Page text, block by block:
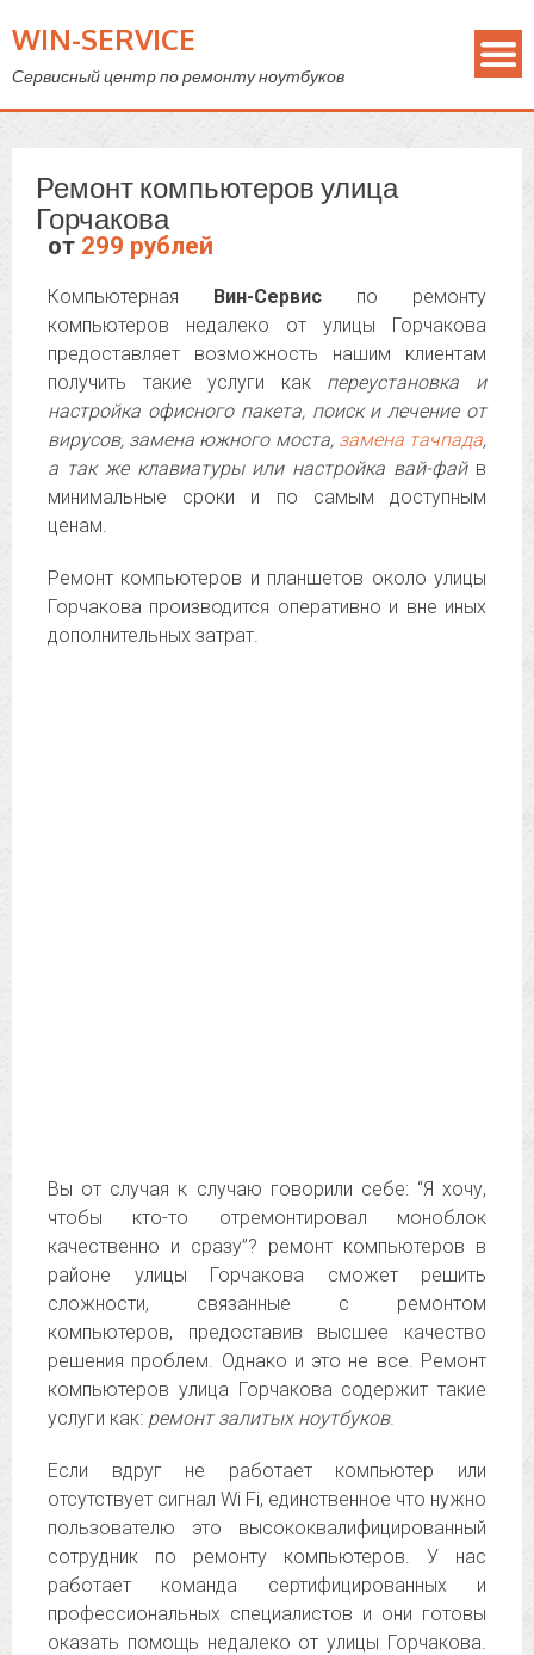
WIN-SERVICE
Сервисный центр по ремонту ноутбуков
Ремонт компьютеров улица
Горчакова
от 299 рублей
Компьютерная Вин-Сервис по ремонту
компьютеров недалеко от улицы Горчакова
предоставляет возможность нашим клиентам
получить такие услуги как переустановка и
настройка офисного пакета, поиск и лечение от
вирусов, замена южного моста, замена тачпада,
а так же клавиатуры или настройка вай-файв
минимальные сроки и по самым доступным
ценам.
Ремонт компьютеров и планшетов около улицы
Горчакова производится оперативно и вне иных
дополнительных затрат.
Вы от случая к случаю говорили себе: “Я хочу,
чтобы кто-то отремонтировал моноблок
качественно и сразу”? ремонт компьютеров в
районе улицы Горчакова сможет решить
сложности, связанные с ремонтом
компьютеров, предоставив высшее качество
решения проблем. Однако и это не все. Ремонт
компьютеров улица Горчакова содержит такие
услуги как: ремонт залитых ноутбуков.
Если вдруг не работает компьютер или
отсутствует сигнал Wi Fi, единственное что нужно
пользователю это высококвалифицированный
сотрудник по ремонту компьютеров. У нас
работает команда сертифицированных и
профессиональных специалистов и они готовы
оказать помощь недалеко от улицы Горчакова.